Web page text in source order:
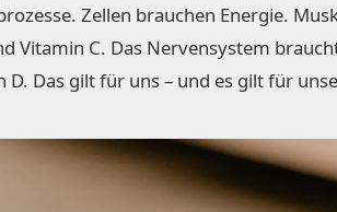
Zellen brauchen Energie.
Vitamin C. Das Nervensystem
D. Das gilt für uns – und es gilt für